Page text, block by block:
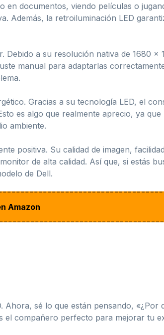
en documentos, viendo películas o
Además, la retroiluminación LED
a su resolución nativa de 1680 x
manual para adaptarlas
Gracias a su tecnología LED, el
es algo que realmente aprecio, ya
ambiente.
positiva. Su calidad de imagen,
de alta calidad. Así que, si estás
de Dell.
Amazon
Ahora, sé lo que están pensando, «¿Por
el compañero perfecto para mejorar tu